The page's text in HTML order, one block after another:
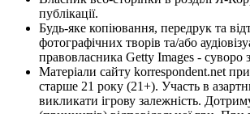
публікації.
Будь-яке копіювання, передрук та
фотографічних творів та/або
правовласника Getty Images - суворо
Матеріали сайту korrespondent.net
старше 21 року (21+). Участь в
викликати ігрову залежність.